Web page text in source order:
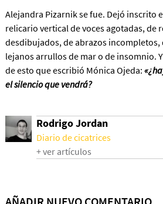
Alejandra Pizarnik se fue. Dejó inscrito
relicario vertical de voces agotadas, de
desdibujados, de abrazos incompletos,
lejanos arrullos de mar o de insomnio.
de esto que escribió Mónica Ojeda:
el silencio que vendrá?
Rodrigo Jordan
Diario de cicatrices
+ ver artículos